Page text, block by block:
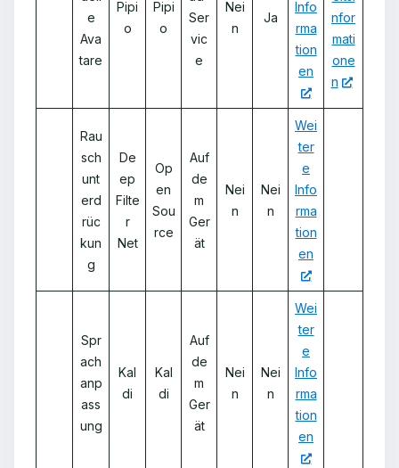
e
Ava
tare
Pipi
o
Pipi
o
Ser
vic
e
Nei
n
Ja
Info
rma
tion
en
nfor
mati
one
n
Rau
sch
unt
erd
rüc
kun
g
De
ep
Filte
r
Net
Op
en
Sou
rce
Auf
de
m
Ger
ät
Nei
n
Nei
n
Wei
ter
e
Info
rma
tion
en
Spr
ach
anp
ass
ung
Kal
di
Kal
di
Auf
de
m
Ger
ät
Nei
n
Nei
n
Wei
ter
e
Info
rma
tion
en